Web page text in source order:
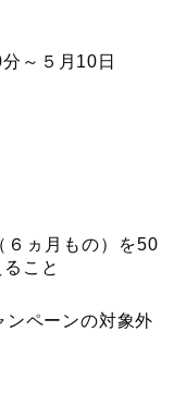
～５月10日
ヵ月もの）を50
こと
ペーンの対象外